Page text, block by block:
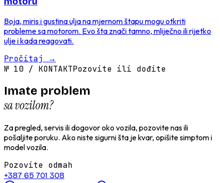
Boja, miris i gustina ulja na mjernom štapu mogu otkriti
probleme sa motorom. Evo šta znači tamno, mliječno ili rijetko
ulje i kada reagovati.
Pročitaj →
№ 10 / KONTAKTPozovite ili dođite
Imate problem
sa vozilom?
Za pregled, servis ili dogovor oko vozila, pozovite nas ili
pošaljite poruku. Ako niste sigurni šta je kvar, opišite simptom i
model vozila.
Pozovite odmah
+387 65 701 308